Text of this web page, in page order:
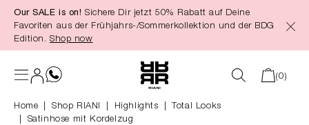
springen
Our SALE is on! Sichere Dir jetzt 50% Rabatt auf Deine
Favoriten aus der Frühjahrs-/Sommerkollektion und der BDG
Edition. Shop now
(0)
Home Shop RIANI Highlights
Total Looks
Satinhose mit Kordelzug